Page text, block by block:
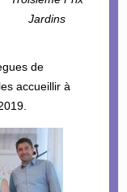
Jardins
de
accueillir à